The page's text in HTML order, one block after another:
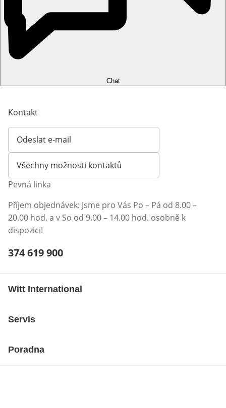
Chat
Kontakt
Odeslat e-mail
Otevírá e-mailového klienta
Všechny možnosti kontaktů
Pevná linka
Příjem objednávek: Jsme pro Vás Po – Pá od 8.00 –
20.00 hod. a v So od 9.00 – 14.00 hod. osobně k
dispozici!
Telefonní číslo:
374 619 900
Witt International
Servis
Poradna